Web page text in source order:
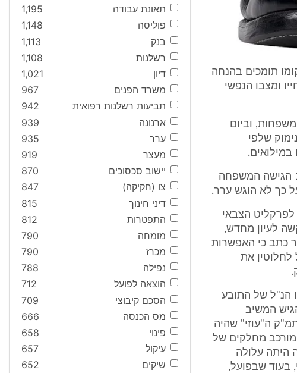
שטווח הירי ומיקומו תומכים בהנחה
ומצבו הנפשי
וביום
שלפי
במילואים.
על החלטה זו של קצין התגמולים לא הוגש ערר. בנוסף, בשנת 1986 הגישה המשפחה
כך לא הוגש ערר.
לפרקליט הצבאי
לעיון מחדש,
דעתו של התובע הצבאי הראשי מיום 10.9.06 אשר כתב כי האפשרות
לחלוטין את
דעתו הנ"ל של התובע
המשיב
בנוגע לתמ"ק ה"עוזי" שהיה
מורכב מחלקים של
היתה עלולה
בעוד שבפועל,
תאונת עבודה
1,195
פוליסה
1,148
בנק
1,113
רשלנות
1,108
דיון
1,021
משרד הפנים
967
תביעות רשלנות רפואית
942
ארנונה
939
ערר
935
מעצר
919
יישוב סכסוכים
870
צו (חקיקה)
847
דיני חינוך
815
התפטרות
812
מומחה
790
מכרז
790
נפילה
788
הוצאה לפועל
712
הסכם קיבוצי
709
מס הכנסה
666
פינוי
658
עיקול
657
שיקים
652